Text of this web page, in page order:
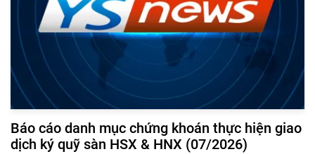
Báo cáo danh mục chứng khoán thực hiện giao
dịch ký quỹ sàn HSX & HNX (07/2026)